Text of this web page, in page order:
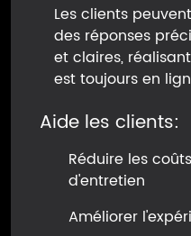
Les clients
des réponses
et claires,
est toujours en
Aide les clients:
Réduire les
d'entretien
Améliorer